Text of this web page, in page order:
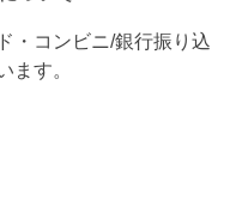
・コンビニ/銀行振り込
ます。